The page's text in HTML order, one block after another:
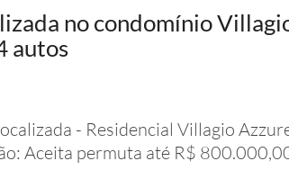
no condomínio
autos
- Residencial Villagio
Aceita permuta até R$